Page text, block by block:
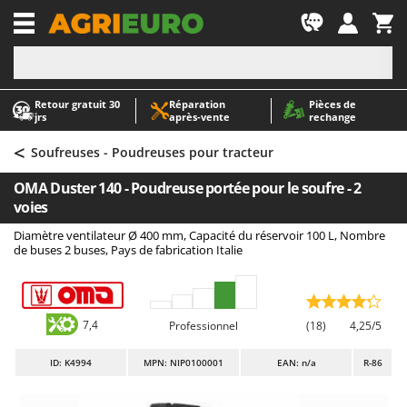
Retour gratuit 30
jrs
Réparation
après‑vente
Pièces de
rechange
-1
A
Abris de jardin
Accessoires pour tracteurs tondeuses autoportés
Aérateurs Scarificateurs pour gazon
Arracheuses de pommes de terre pour tracteur
Aspirateurs - Balais Électriques
Aspirateurs à cendres
Aspirateurs à feuilles sur roues
Aspirateurs de piscine
Aspirateurs Multifonctions
Atomiseurs agricoles pour tracteurs
A
AgriEuro Premium
AgriEuro TOP-LINE
Aima
Airmec
AL-KO
ALA 2000
Alce
Alpina
< Soufreuses - Poudreuses pour tracteur
OMA Duster 140 - Poudreuse portée pour le soufre - 2
voies
Diamètre ventilateur Ø 400 mm, Capacité du réservoir 100 L, Nombre
de buses 2 buses, Pays de fabrication Italie
7,4 Professionnel (18) 4,25/5
ID: K4994 MPN: NIP0100001 EAN: n/a R-86